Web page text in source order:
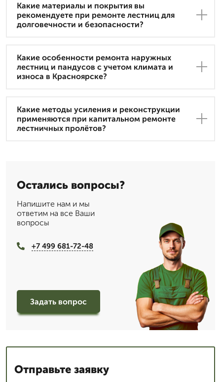
Какие материалы и покрытия вы
рекомендуете при ремонте лестниц для
долговечности и безопасности?
Какие особенности ремонта наружных
лестниц и пандусов с учетом климата и
износа в Красноярске?
Какие методы усиления и реконструкции
применяются при капитальном ремонте
лестничных пролётов?
Остались вопросы?
Напишите нам и мы
ответим на все Ваши
вопросы
+7 499 681-72-48
Задать вопрос
Отправьте заявку